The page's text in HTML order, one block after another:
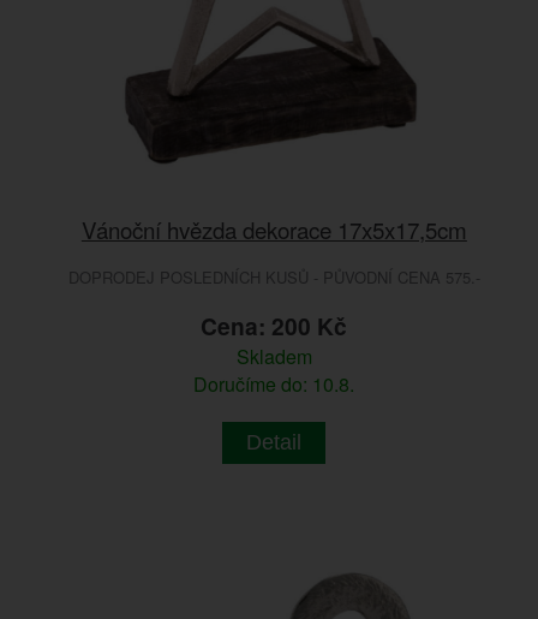
Vánoční hvězda dekorace 17x5x17,5cm
DOPRODEJ POSLEDNÍCH KUSŮ - PŮVODNÍ CENA 575.-
Cena: 200 Kč
Skladem
Doručíme do: 10.8.
Detail